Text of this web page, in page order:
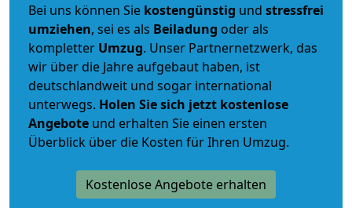
Bei uns können Sie kostengünstig und stressfrei
umziehen, sei es als Beiladung oder als
kompletter Umzug. Unser Partnernetzwerk, das
wir über die Jahre aufgebaut haben, ist
deutschlandweit und sogar international
unterwegs. Holen Sie sich jetzt kostenlose
Angebote und erhalten Sie einen ersten
Überblick über die Kosten für Ihren Umzug.
Kostenlose Angebote erhalten